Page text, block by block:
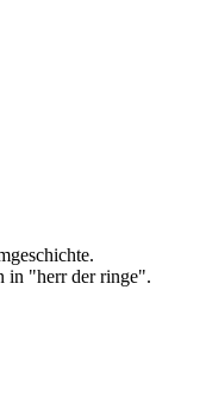
in "herr der ringe".